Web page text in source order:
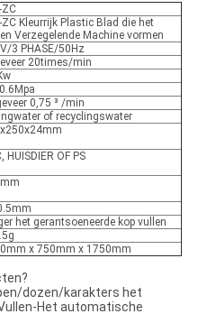
ZC
ZC Kleurrijk Plastic Blad die het
Verzegelende Machine vormen
3 PHASE/50Hz
20times/min
0,75 ³ /min
of recyclingswater
HUISDIER OF PS
het gerantsoeneerde kop vullen
x 750mm x 1750mm
dozen/karakters het
Het automatische